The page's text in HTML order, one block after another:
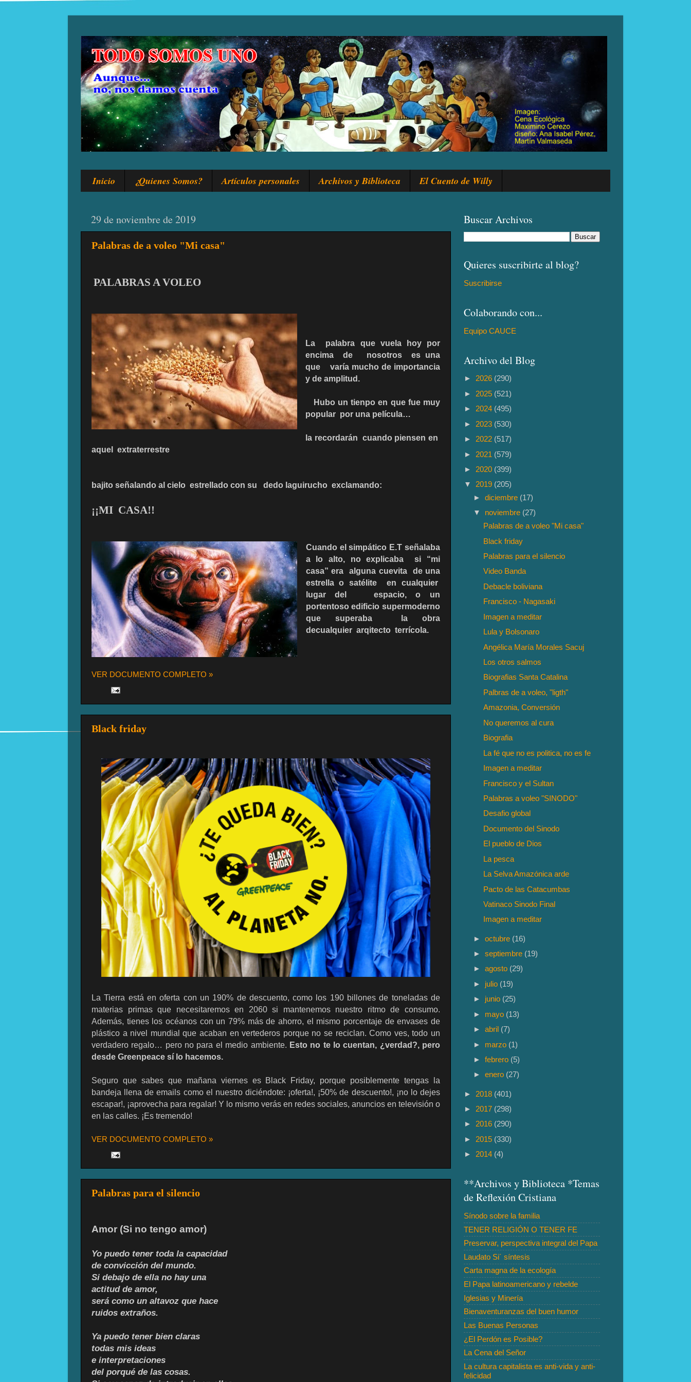
Inicio ¿Quienes Somos? Artículos personales Archivos y Biblioteca El Cuento de Willy
29 de noviembre de 2019
Palabras de a voleo "Mi casa"
PALABRAS A VOLEO
La
palabra que vuela hoy por
encima
de nosotros
es una
que
varía mucho de importancia
y de amplitud.
Hubo un tienpo en que fue muy
popular por una película…
la recordarán cuando piensen en
aquel
extraterrestre
bajito señalando al cielo estrellado con su dedo laguirucho exclamando:
¡¡MI CASA!!
Cuando el simpático E.T señalaba
a lo alto, no explicaba
si “mi
casa” era
alguna cuevita
de una
estrella o satélite
en cualquier
lugar del
espacio, o un
portentoso edificio supermoderno
que superaba
la obra
decualquier arqitecto terrícola.
VER DOCUMENTO COMPLETO »
Black friday
La Tierra está en oferta con un 190% de descuento, como los 190 billones de toneladas de
materias primas que necesitaremos en 2060 si mantenemos nuestro ritmo de consumo.
Además, tienes los océanos con un 79% más de ahorro, el mismo porcentaje de envases de
plástico a nivel mundial que acaban en vertederos porque no se reciclan. Como ves, todo un
verdadero regalo… pero no para el medio ambiente. Esto no te lo cuentan, ¿verdad?, pero
desde Greenpeace sí lo hacemos.
Seguro que sabes que mañana viernes es Black Friday, porque posiblemente tengas la
bandeja llena de emails como el nuestro diciéndote: ¡oferta!, ¡50% de descuento!, ¡no lo dejes
escapar!, ¡aprovecha para regalar! Y lo mismo verás en redes sociales, anuncios en televisión o
en las calles. ¡Es tremendo!
VER DOCUMENTO COMPLETO »
Palabras para el silencio
Amor (Si no tengo amor)
Yo puedo tener toda la capacidad
de convicción del mundo.
Si debajo de ella no hay una
actitud de amor,
será como un altavoz que hace
ruidos extraños.
Ya puedo tener bien claras
todas mis ideas
e interpretaciones
del porqué de las cosas.
Buscar Archivos
Quieres suscribirte al blog?
Suscribirse
Colaborando con...
Equipo CAUCE
Archivo del Blog
► 2026 (290)
► 2025 (521)
► 2024 (495)
► 2023 (530)
► 2022 (517)
► 2021 (579)
► 2020 (399)
▼ 2019 (205)
►diciembre (17)
▼ noviembre (27)
Palabras de a voleo "Mi casa"
Black friday
Palabras para el silencio
Video Banda
Debacle boliviana
Francisco - Nagasaki
Imagen a meditar
Lula y Bolsonaro
Angélica María Morales Sacuj
Los otros salmos
Biografias Santa Catalina
Palbras de a voleo, "ligth"
Amazonia, Conversión
No queremos al cura
Biografia
La fé que no es politica, no es fe
Imagen a meditar
Francisco y el Sultan
Palabras a voleo "SINODO"
Desafio global
Documento del Sinodo
El pueblo de Dios
La pesca
La Selva Amazónica arde
Pacto de las Catacumbas
Vatinaco Sinodo Final
Imagen a meditar
►octubre (16)
►septiembre (19)
►agosto (29)
► julio (19)
► junio (25)
► mayo (13)
►abril (7)
► marzo (1)
►febrero (5)
►enero (27)
► 2018 (401)
► 2017 (298)
► 2016 (290)
► 2015 (330)
► 2014 (4)
**Archivos y Biblioteca *Temas
de Reflexión Cristiana
Sínodo sobre la familia
TENER RELIGIÓN O TENER FE
Preservar, perspectiva integral del Papa
Laudato Si´ síntesis
Carta magna de la ecología
El Papa latinoamericano y rebelde
Iglesias y Minería
Bienaventuranzas del buen humor
Las Buenas Personas
¿El Perdón es Posible?
La Cena del Señor
La cultura capitalista es anti-vida y anti-
felicidad